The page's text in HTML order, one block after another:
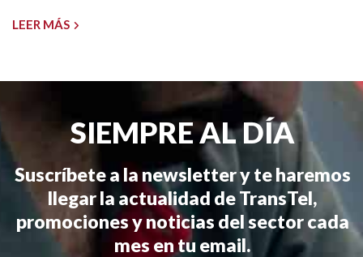
LEER MÁS
SIEMPRE AL DÍA
Suscríbete a la newsletter y te haremos
llegar la actualidad de TransTel,
promociones y noticias del sector cada
mes en tu email.